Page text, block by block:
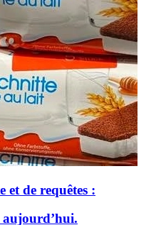
et de requêtes :
aujourd’hui.